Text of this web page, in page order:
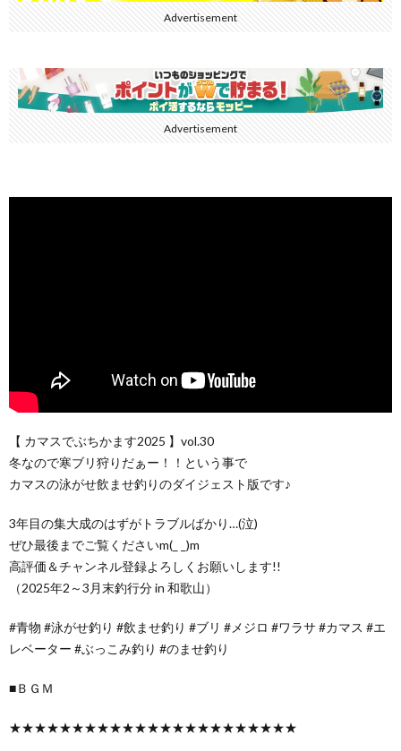
Advertisement
Advertisement
【 カマスでぶちかます2025 】vol.30
冬なので寒ブリ狩りだぁー！！という事で
カマスの泳がせ飲ませ釣りのダイジェスト版です♪
3年目の集大成のはずがトラブルばかり…(泣)
ぜひ最後までご覧くださいm(_ _)m
高評価＆チャンネル登録よろしくお願いします!!
（2025年2～3月末釣行分 in 和歌山）
#青物 #泳がせ釣り #飲ませ釣り #ブリ #メジロ #ワラサ #カマス #エ
レベーター #ぶっこみ釣り #のませ釣り
■ＢＧＭ
★★★★★★★★★★★★★★★★★★★★★★★